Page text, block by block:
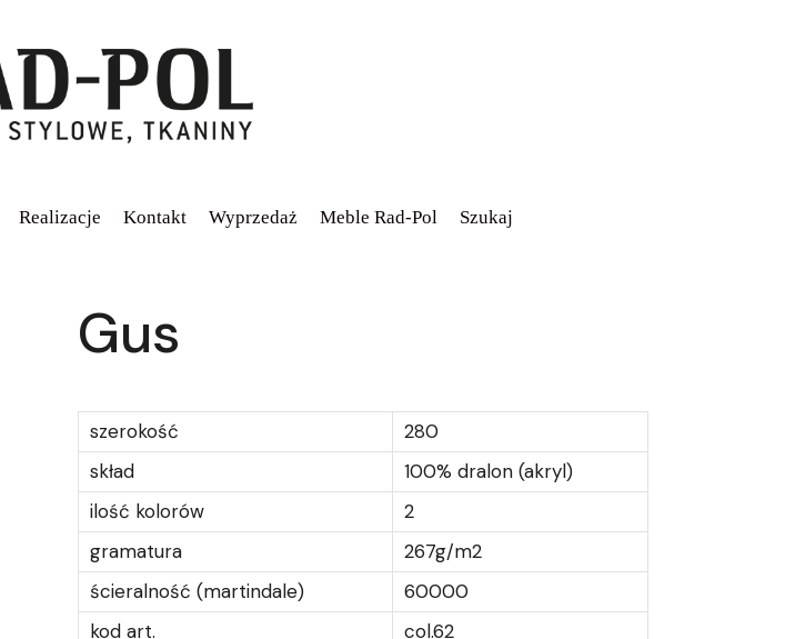
Realizacje Kontakt Wyprzedaż Meble Rad-Pol Szukaj
Gus
szerokość
280
skład
100% dralon (akryl)
ilość kolorów
2
gramatura
267g/m2
ścieralność (martindale)
60000
kod art.
col.62